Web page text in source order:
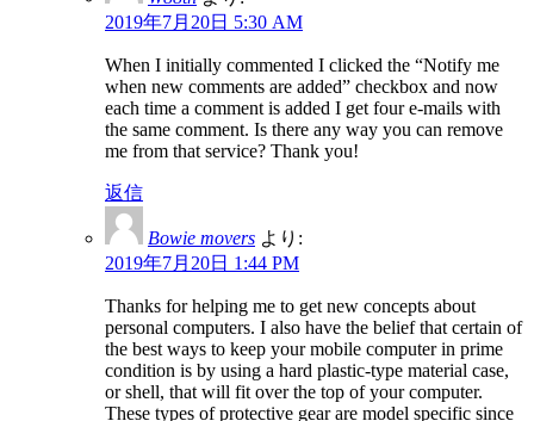
2019年7月20日 5:30 AM
When I initially commented I clicked the “Notify me
when new comments are added” checkbox and now
each time a comment is added I get four e-mails with
the same comment. Is there any way you can remove
me from that service? Thank you!
返信
Bowie movers より:
2019年7月20日 1:44 PM
Thanks for helping me to get new concepts about
personal computers. I also have the belief that certain of
the best ways to keep your mobile computer in prime
condition is by using a hard plastic-type material case,
or shell, that will fit over the top of your computer.
These types of protective gear are model specific since